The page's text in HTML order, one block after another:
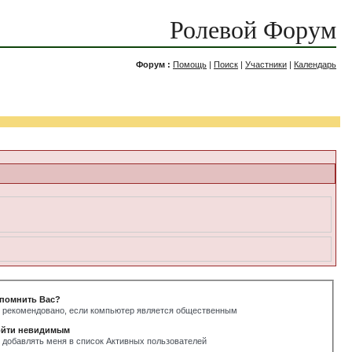
Ролевой Форум
Форум : Помощь | Поиск | Участники | Календарь
Вас?
если компьютер является общественным
невидимым
меня в список Активных пользователей